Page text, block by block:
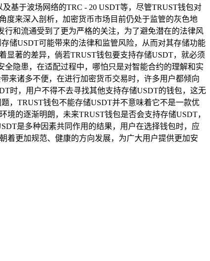
基于波场网络的TRC - 20 USDT等，尽管TRUST钱包对
度来深入剖析，加密货币市场目前仍处于监管的灰色地
和流通受到了更为严格的关注，为了避免潜在的法律风
储USDT可能带来的法律和监管风险，从而对其存储功能
显著的差异，倘若TRUST钱包要支持存储USDT，就必须
隐患，在适配过程中，哪怕只是对智能合约的理解和实
来诸多不便，在进行加密货币交易时，许多用户都倾向
时，用户不得不去寻找其他支持存储USDT的钱包，这无
，TRUST钱包不能存储USDT并不意味着它不是一款优
的逐渐明朗，未来TRUST钱包是否会支持存储USDT，
是多种因素共同作用的结果，用户在选择钱包时，应
着更加规范、健康的方向发展，为广大用户提供更加安